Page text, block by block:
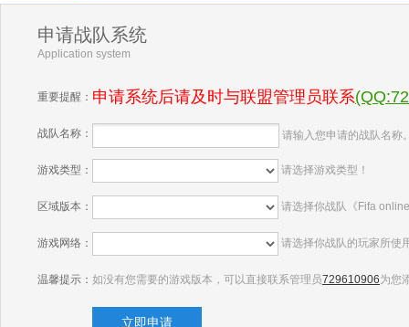
申请战队系统
Application system
重要提醒： 申请系统后请及时与联盟管理员联系
战队名称： 请输入您申请的战队名称
游戏类型： 请选择游戏类型！
区域版本： 请选择你战队《Fifa
游戏网络： 请选择你战队的玩家所使
温馨提示： 如没有您需要的游戏版本，可以直接联系管理员729610906为您